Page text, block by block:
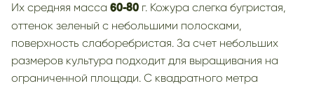
Их средняя масса 60-80 г. Кожура слегка бугристая,
оттенок зеленый с небольшими полосками,
поверхность слаборебристая. За счет небольших
размеров культура подходит для выращивания на
ограниченной площади. С квадратного метра